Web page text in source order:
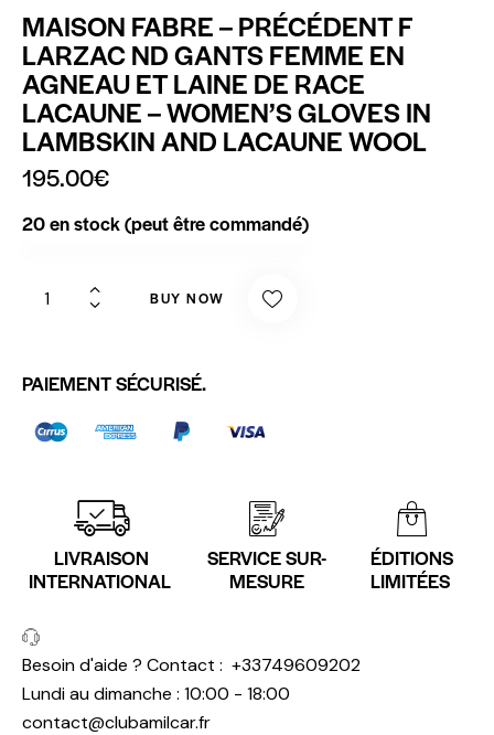
MAISON FABRE – PRÉCÉDENT F
LARZAC ND GANTS FEMME EN
AGNEAU ET LAINE DE RACE
LACAUNE – WOMEN’S GLOVES IN
LAMBSKIN AND LACAUNE WOOL
195.00€
20 en stock (peut être commandé)
BUY NOW
PAIEMENT SÉCURISÉ.
LIVRAISON
INTERNATIONAL
SERVICE SUR-
MESURE
ÉDITIONS
LIMITÉES
Besoin d'aide ? Contact : +33749609202
Lundi au dimanche : 10:00 - 18:00
contact@clubamilcar.fr